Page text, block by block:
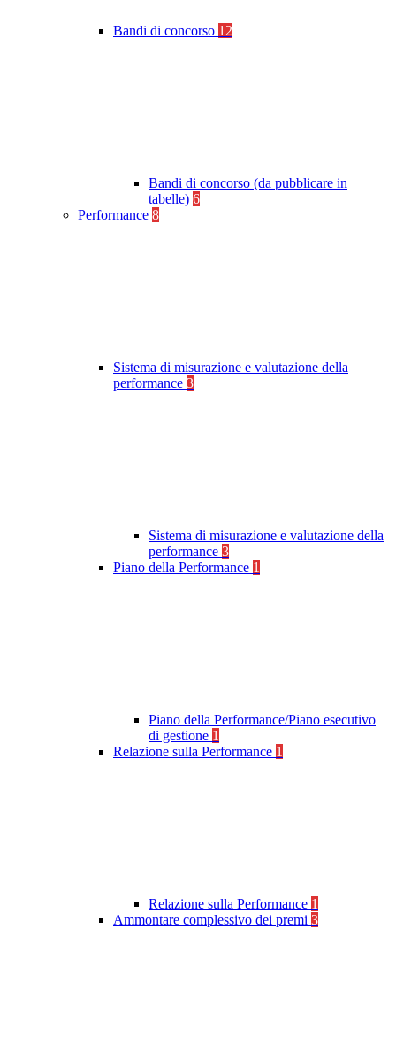
Bandi di concorso 12
Bandi di concorso (da pubblicare in
tabelle) 6
Performance 8
Sistema di misurazione e valutazione della
performance 3
Sistema di misurazione e valutazione della
performance 3
Piano della Performance 1
Piano della Performance/Piano esecutivo
di gestione 1
Relazione sulla Performance 1
Relazione sulla Performance 1
Ammontare complessivo dei premi 3